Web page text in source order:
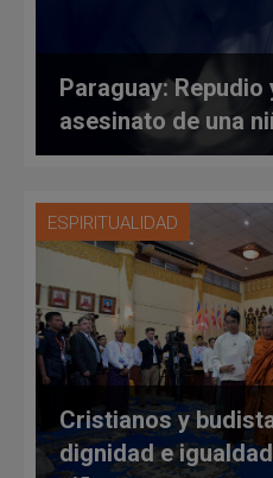
Paraguay:
asesinato de una
ESPIRITUALIDAD
Cristianos y
dignidad e